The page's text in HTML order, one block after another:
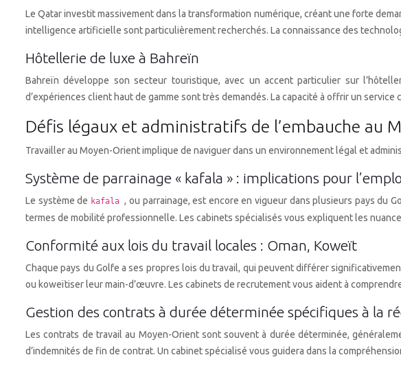
Le Qatar investit massivement dans la transformation numérique, créant une forte
intelligence artificielle sont particulièrement recherchés. La connaissance des
Hôtellerie de luxe à Bahreïn
Bahreïn développe son secteur touristique, avec un accent particulier sur
d’expériences client haut de gamme sont très demandés. La capacité à offrir un
Défis légaux et administratifs de l’embauche au
Travailler au Moyen-Orient implique de naviguer dans un environnement légal et
Système de parrainage « kafala » : implications pour
Le système de kafala, ou parrainage, est encore en vigueur dans plusieurs pays du
termes de mobilité professionnelle. Les cabinets spécialisés vous expliquent les
Conformité aux lois du travail locales : Oman, Koweït
Chaque pays du Golfe a ses propres lois du travail, qui peuvent différer
ou koweïtiser leur main-d’œuvre. Les cabinets de recrutement vous aident à
Gestion des contrats à durée déterminée spécifiques à la
Les contrats de travail au Moyen-Orient sont souvent à durée déterminée,
d’indemnités de fin de contrat. Un cabinet spécialisé vous guidera dans la